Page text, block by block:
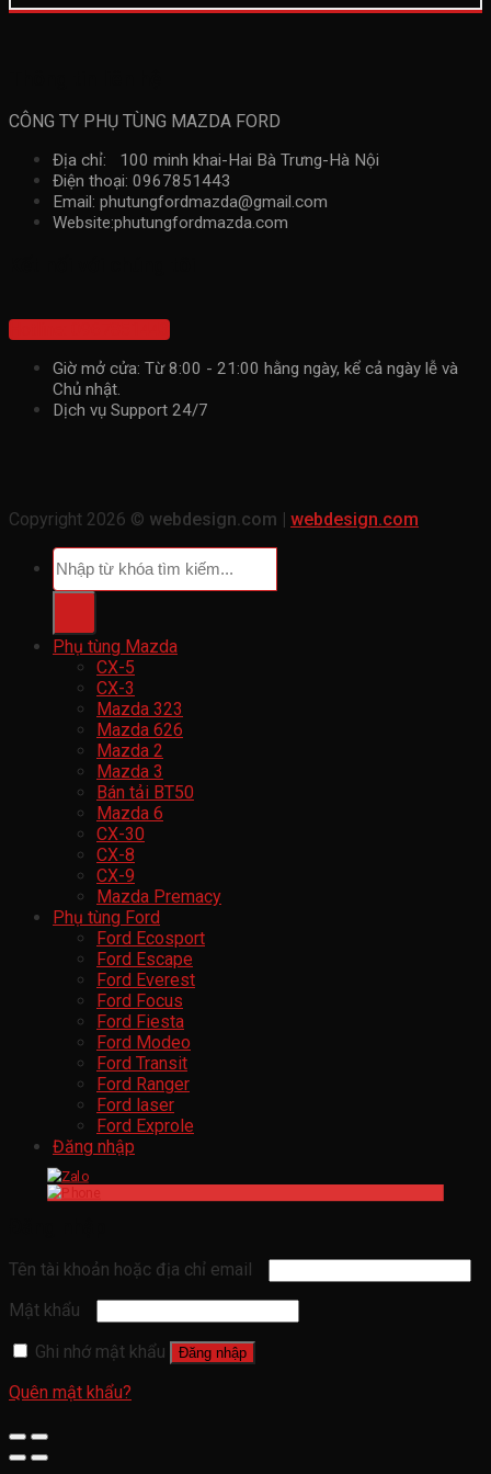
CÔNG TY PHỤ TÙNG MAZDA FORD
Địa chỉ: 100 minh khai-Hai Bà Trưng-Hà Nội
Điện thoại: 0967851443
Email: phutungfordmazda@gmail.com
Website:phutungfordmazda.com
Hotline: 0967851443
Giờ mở cửa: Từ 8:00 - 21:00 hằng ngày, kể cả ngày lễ và
Chủ nhật.
Dịch vụ Support 24/7
Copyright 2026 © webdesign.com | webdesign.com
Tìm
kiếm:
Phụ tùng Mazda
CX-5
CX-3
Mazda 323
Mazda 626
Mazda 2
Mazda 3
Bán tải BT50
Mazda 6
CX-30
CX-8
CX-9
Mazda Premacy
Phụ tùng Ford
Ford Ecosport
Ford Escape
Ford Everest
Ford Focus
Ford Fiesta
Ford Modeo
Ford Transit
Ford Ranger
Ford laser
Ford Exprole
Đăng nhập
Tên tài khoản hoặc địa chỉ email
Mật khẩu
Ghi nhớ mật khẩu
Đăng nhập
Quên mật khẩu?